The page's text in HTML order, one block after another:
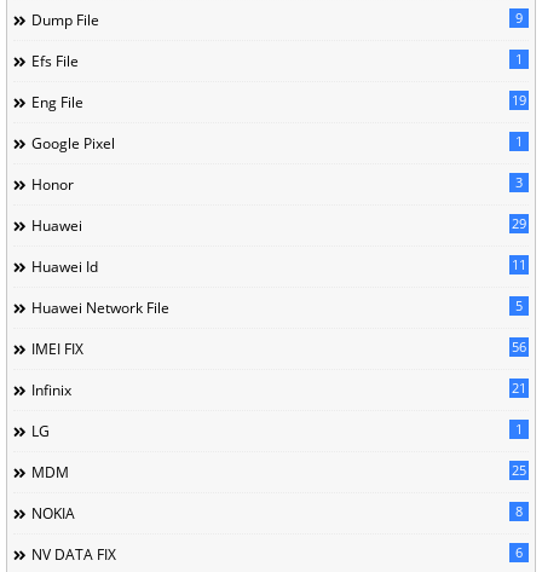
Dump File 9
Efs File 1
Eng File 19
Google Pixel 1
Honor 3
Huawei 29
Huawei Id 11
Huawei Network File 5
IMEI FIX 56
Infinix 21
LG 1
MDM 25
NOKIA 8
NV DATA FIX 6